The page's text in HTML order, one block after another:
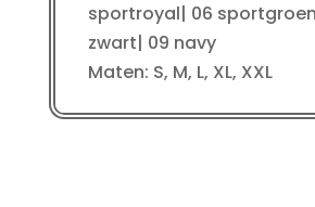
sportroyal| 06
zwart| 09 navy
Maten: S, M, L, XL, XXL